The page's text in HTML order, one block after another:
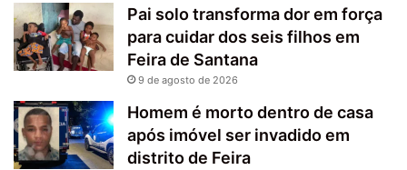
Pai solo transforma dor em força
para cuidar dos seis filhos em
Feira de Santana
9 de agosto de 2026
Homem é morto dentro de casa
após imóvel ser invadido em
distrito de Feira